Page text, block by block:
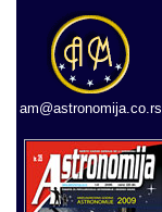
am@astronomija.co.rs